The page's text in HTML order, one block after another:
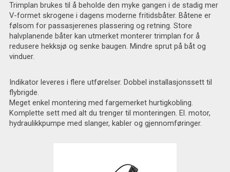
Trimplan brukes til å beholde den myke gangen i de stadig mer
V-formet skrogene i dagens moderne fritidsbåter. Båtene er
følsom for passasjerenes plassering og retning. Store
halvplanende båter kan utmerket monterer trimplan for å
redusere hekksjø og senke baugen. Mindre sprut på båt og
vinduer.
Indikator leveres i flere utførelser. Dobbel installasjonssett til
flybrigde.
Meget enkel montering med fargemerket hurtigkobling.
Komplette sett med alt du trenger til monteringen. El. motor,
hydraulikkpumpe med slanger, kabler og gjennomføringer.